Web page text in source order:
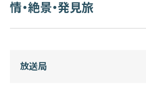
情・絶景・発見旅
放送局